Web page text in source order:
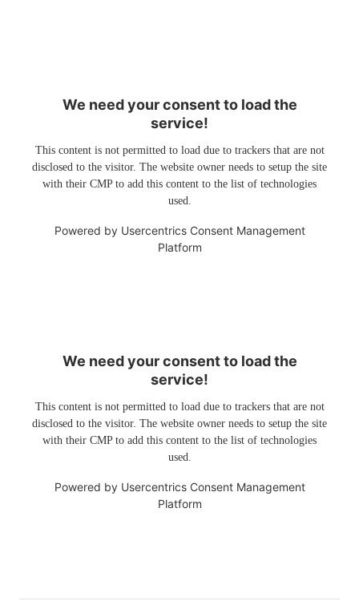
We need your consent to load the
service!
This content is not permitted to load due to trackers that are not
disclosed to the visitor. The website owner needs to setup the site
with their CMP to add this content to the list of technologies
used.
Powered by Usercentrics Consent Management
Platform
We need your consent to load the
service!
This content is not permitted to load due to trackers that are not
disclosed to the visitor. The website owner needs to setup the site
with their CMP to add this content to the list of technologies
used.
Powered by Usercentrics Consent Management
Platform